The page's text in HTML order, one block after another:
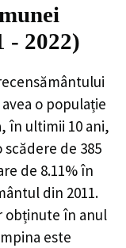
- 2022)
avea o populație
în ultimii 10 ani,
scădere de 385
de 8.11%în
din 2011.
obținute în anul
este